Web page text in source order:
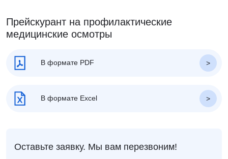
Прейскурант на профилактические
медицинские осмотры
В формате PDF
В формате Excel
Оставьте заявку. Мы вам перезвоним!